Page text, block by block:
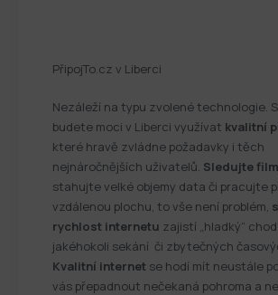
PřipojTo.cz v Liberci
Nezáleží na typu zvolené technologie.
budete moci v Liberci využívat kvalitní
které hravě zvládne požadavky i těch
nejnáročnějších uživatelů. Sledujte
stahujte velké objemy data či pracujte
vzdálenou plochu, to vše není problém,
rychlost internetu zajistí „hladký“
jakéhokoli sekání či zbytečných
Kvalitní internet se hodí mít neustále
vás přepadnout nečekaná pohroma a